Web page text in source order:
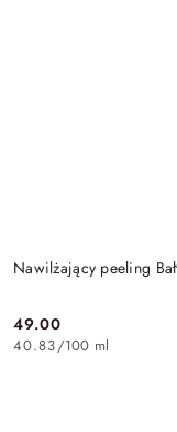
Nawilżający peeling
Cena:
49.00
40.83/100 ml